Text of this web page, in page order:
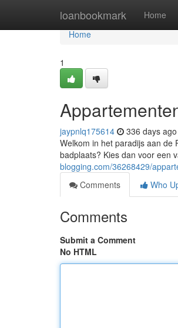
loanbookmark Home
Home
Home
1
jaypnlq175614 336 days ago
Welkom in het paradijs aan de
badplaats? Kies dan voor een
blogging.com/36268429/
Comments
Who
Comments
Submit a Comment
No HTML